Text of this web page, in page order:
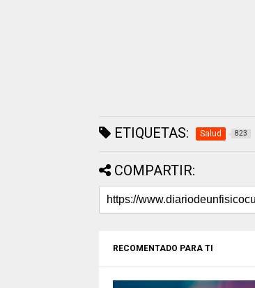
ETIQUETAS: Salud 823
COMPARTIR:
RECOMENTADO PARA TI